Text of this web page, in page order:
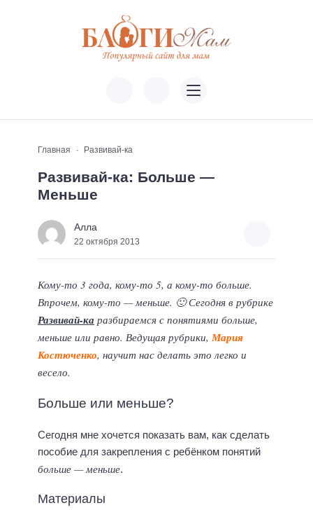
Главная Развивай-ка
Развивай-ка: Больше —
Меньше
Алла
22 октября 2013
Кому-то 3 года, кому-то 5, а кому-то больше.
Впрочем, кому-то — меньше. 🙂 Сегодня в рубрике
Развивай-ка разбираемся с понятиями больше,
меньше или равно. Ведущая рубрики, Мария
Костюченко, научит нас делать это легко и
весело.
Больше или меньше?
Сегодня мне хочется показать вам, как сделать
пособие для закрепления с ребёнком понятий
больше — меньше.
Материалы